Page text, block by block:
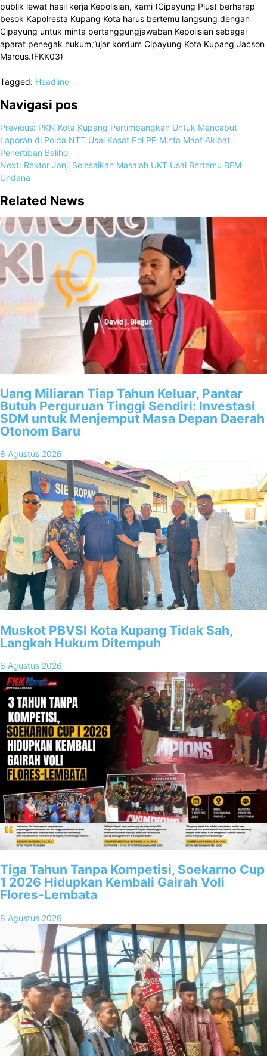
publik lewat hasil kerja Kepolisian, kami (Cipayung Plus) berharap
besok Kapolresta Kupang Kota harus bertemu langsung dengan
Cipayung untuk minta pertanggungjawaban Kepolisian sebagai
aparat penegak hukum,”ujar kordum Cipayung Kota Kupang Jacson
Marcus.(FKK03)
Tagged: Headline
Navigasi pos
Previous: PKN Kota Kupang Pertimbangkan Untuk Mencabut
Laporan di Polda NTT Usai Kasat Pol PP Minta Maaf Akibat
Penertiban Baliho
Next: Rektor Janji Selesaikan Masalah UKT Usai Bertemu BEM
Undana
Related News
Uang Miliaran Tiap Tahun Keluar, Pantar
Butuh Perguruan Tinggi Sendiri: Investasi
SDM untuk Menjemput Masa Depan Daerah
Otonom Baru
8 Agustus 2026
Muskot PBVSI Kota Kupang Tidak Sah,
Langkah Hukum Ditempuh
8 Agustus 2026
Tiga Tahun Tanpa Kompetisi, Soekarno Cup
1 2026 Hidupkan Kembali Gairah Voli
Flores-Lembata
8 Agustus 2026